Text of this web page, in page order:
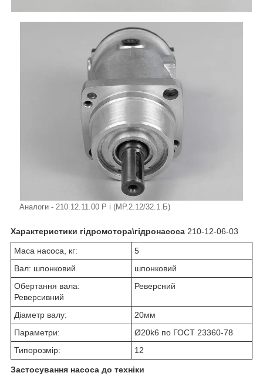
Аналоги - 210.12.11.00 Р і (МР.2.12/32.1.Б)
Характеристики гідромотора\гідронасоса 210-12-06-03
Маса насоса, кг:
5
Вал: шпонковий
шпонковий
Обертання вала:
Реверсивний
Реверсний
Діаметр валу:
20мм
Параметри:
Ø20k6 по ГОСТ 23360-78
Типорозмір:
12
Застосування насоса до техніки